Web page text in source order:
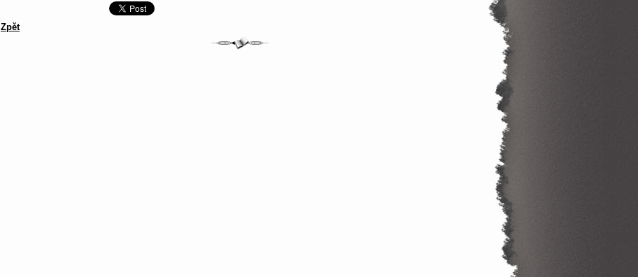
Zpět